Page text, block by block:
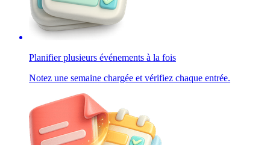
Planifier plusieurs événements à la fois
Notez une semaine chargée et vérifiez chaque entrée.